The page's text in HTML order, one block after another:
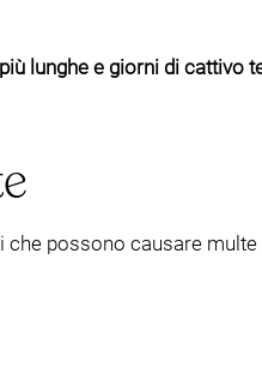
lunghe e giorni di cattivo
che possono causare